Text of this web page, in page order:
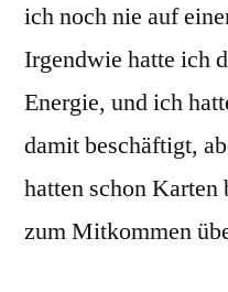
ich noch nie auf
Irgendwie hatte ich
Energie, und ich
damit beschäftigt,
hatten schon
zum Mitkommen